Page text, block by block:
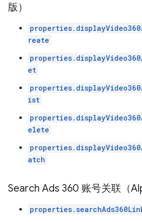
版）
reate
et
ist
elete
atch
Search Ads 360 账号关联（